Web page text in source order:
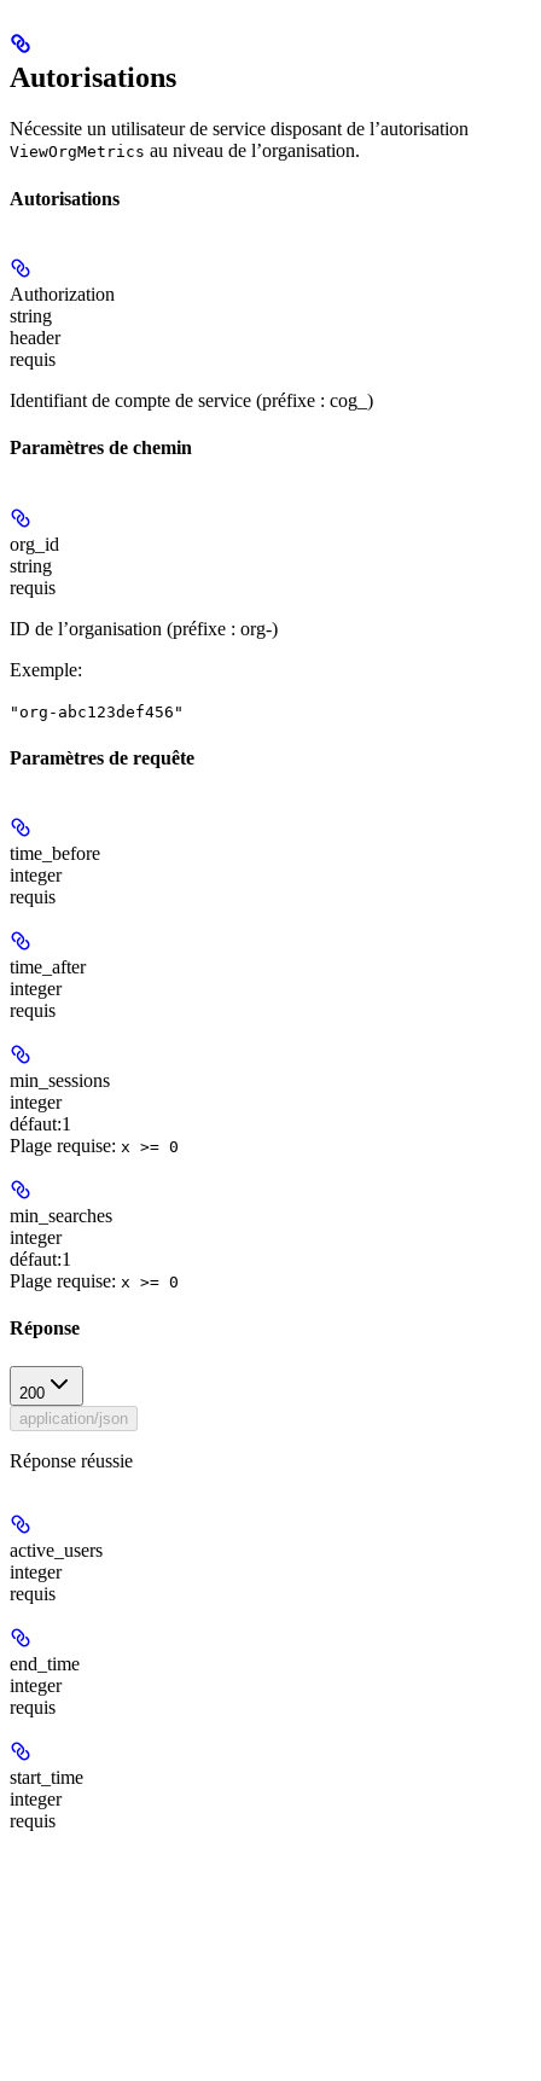
Autorisations
Nécessite un utilisateur de service disposant de l’autorisation
ViewOrgMetrics au niveau de l’organisation.
Autorisations
Authorization
string
header
requis
Identifiant de compte de service (préfixe : cog_)
Paramètres de chemin
org_id
string
requis
ID de l’organisation (préfixe : org-)
Exemple:
"org-abc123def456"
Paramètres de requête
time_before
integer
requis
time_after
integer
requis
min_sessions
integer
défaut:1
Plage requise: x >= 0
min_searches
integer
défaut:1
Plage requise: x >= 0
Réponse
200
application/json
Réponse réussie
active_users
integer
requis
end_time
integer
requis
start_time
integer
requis